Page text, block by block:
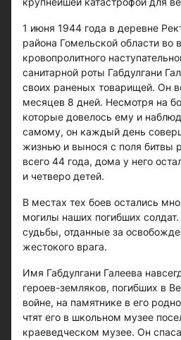
1 июня 1944 года в деревне
района Гомельской области во
кровопролитного
санитарной роты Габдулгани
своих раненых товарищей. Он
месяцев 8 дней. Несмотря на
которые довелось ему и
самому, он каждый день
жизнью и вынося с поля битвы
всего 44 года, дома у него
и четверо детей.
В местах тех боев остались
могилы наших погибших
судьбы, отданные за
жестокого врага.
Имя Габдулгани Галеева
героев-земляков, погибших в
войне, на памятнике в его
чтят его в школьном музее
краеведческом музее. Он